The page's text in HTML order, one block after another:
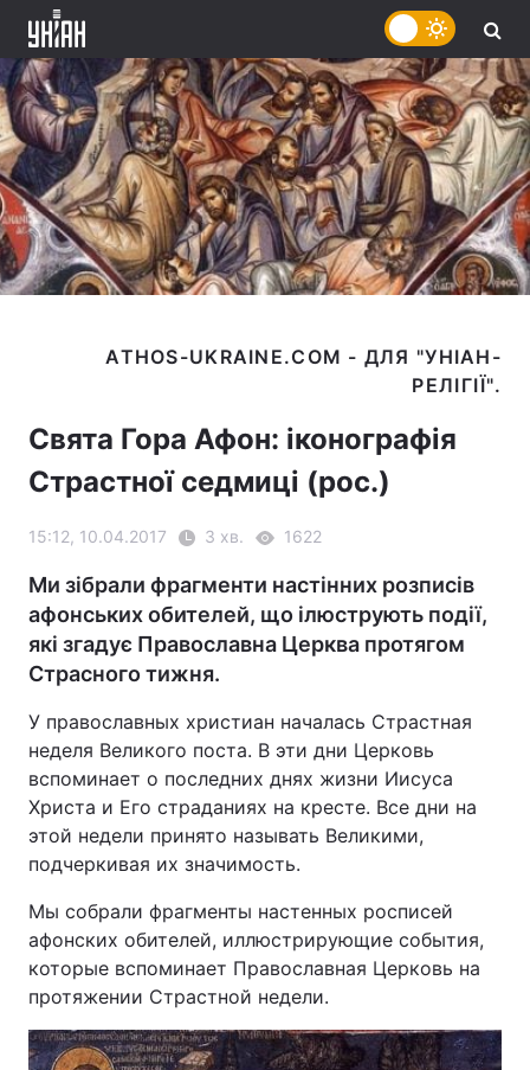
ATHOS-UKRAINE.COM - ДЛЯ "УНІАН-
Свята Гора Афон: іконографія
Страстної седмиці (рос.)
15:12, 10.04.2017 3 хв. 1622
Ми зібрали фрагменти настінних розписів
афонських обителей, що ілюструють події,
які згадує Православна Церква протягом
Страсного тижня.
У православных христиан началась Страстная
неделя Великого поста. В эти дни Церковь
вспоминает о последних днях жизни Иисуса
Христа и Его страданиях на кресте. Все дни на
этой недели принято называть Великими,
подчеркивая их значимость.
Мы собрали фрагменты настенных росписей
афонских обителей, иллюстрирующие события,
которые вспоминает Православная Церковь на
протяжении Страстной недели.